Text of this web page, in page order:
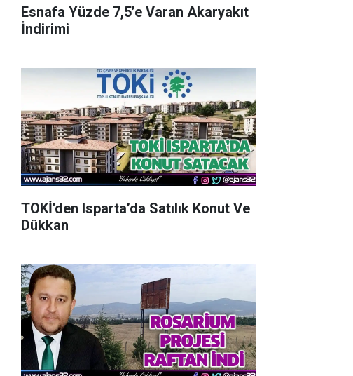
Esnafa Yüzde 7,5’e Varan Akaryakıt
İndirimi
TOKİ'den Isparta’da Satılık Konut Ve
Dükkan